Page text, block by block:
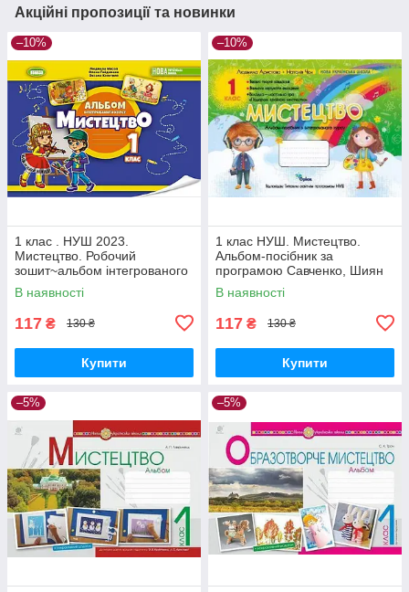
Акційні пропозиції та новинки
–10%
1 клас . НУШ 2023.
Мистецтво. Робочий
зошит~альбом інтегрованого
курсу (Масол Л.М.), Генеза
В наявності
117 ₴ 130 ₴
Купити
–10%
1 клас НУШ. Мистецтво.
Альбом-посібник за
програмою Савченко, Шиян
(Аристова Л.С.), Оріон
В наявності
117 ₴ 130 ₴
Купити
–5% –5%